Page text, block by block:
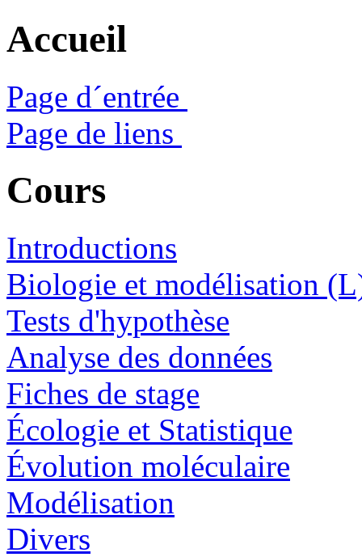
Accueil
Page d´entrée
Page de liens
Cours
Introductions
Biologie et modélisation
Tests d'hypothèse
Analyse des données
Fiches de stage
Écologie et Statistique
Évolution moléculaire
Modélisation
Divers